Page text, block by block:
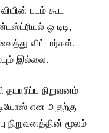
படம் கூட
ஓ டிடி,
விட்டார்கள்.
இல்லை.
நிறுவனம்
என அதற்கு
நிறுவனத்தின் மூலம்